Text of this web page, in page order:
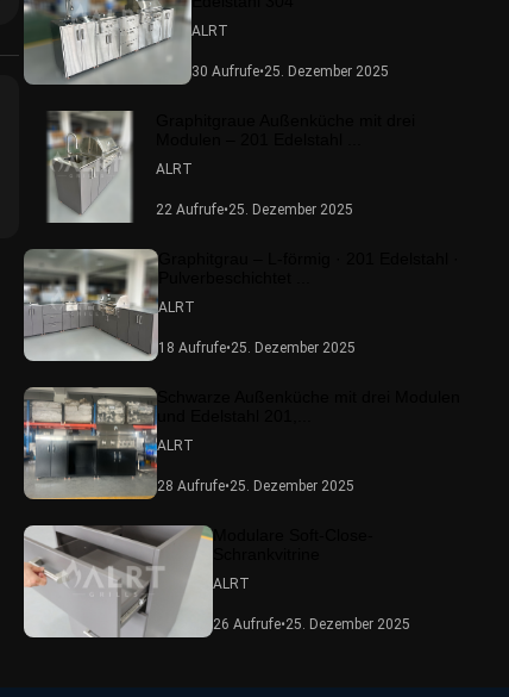
ALRT
30 Aufrufe•25. Dezember 2025
ALRT
22 Aufrufe•25. Dezember 2025
ALRT
18 Aufrufe•25. Dezember 2025
ALRT
28 Aufrufe•25. Dezember 2025
ALRT
26 Aufrufe•25. Dezember 2025